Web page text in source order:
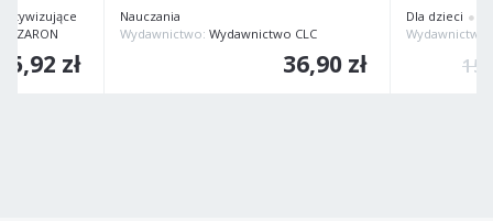
Aktywizujące
SZARON
zł
Nauczania
Wydawnictwo: Wydawnictwo CLC
36,90 zł
Dla dzieci